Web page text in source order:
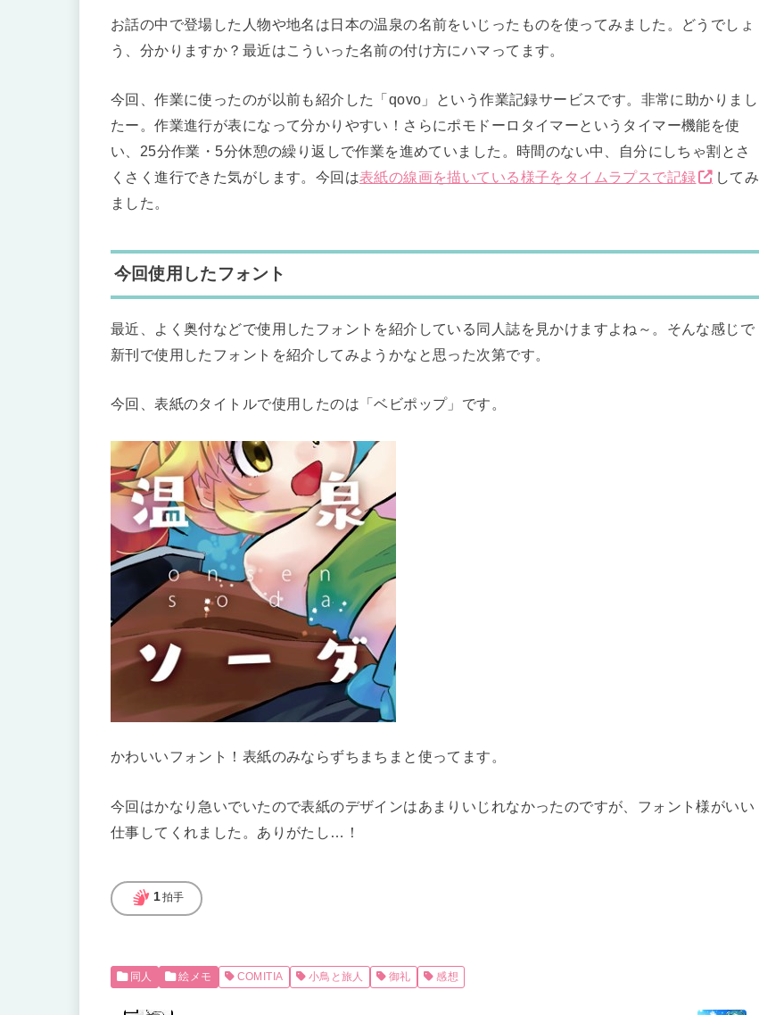
お話の中で登場した人物や地名は日本の温泉の名前をいじったものを使ってみました。どうでしょ
う、分かりますか？最近はこういった名前の付け方にハマってます。
今回、作業に使ったのが以前も紹介した「qovo」という作業記録サービスです。非常に助かりまし
たー。作業進行が表になって分かりやすい！さらにポモドーロタイマーというタイマー機能を使
い、25分作業・5分休憩の繰り返しで作業を進めていました。時間のない中、自分にしちゃ割とさ
くさく進行できた気がします。今回は表紙の線画を描いている様子をタイムラプスで記録
してみ
ました。
今回使用したフォント
最近、よく奥付などで使用したフォントを紹介している同人誌を見かけますよね～。そんな感じで
新刊で使用したフォントを紹介してみようかなと思った次第です。
今回、表紙のタイトルで使用したのは「ベビポップ」です。
かわいいフォント！表紙のみならずちまちまと使ってます。
今回はかなり急いでいたので表紙のデザインはあまりいじれなかったのですが、フォント様がいい
仕事してくれました。ありがたし…！
sign_language 1拍手
同人 絵メモ COMITIA 小鳥と旅人 御礼 感想